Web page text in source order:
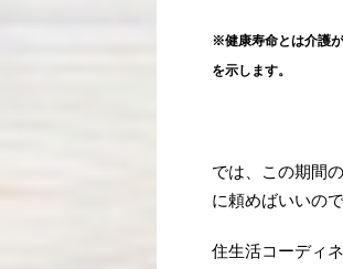
※健康寿命とは介護
を示します。
では、この期間
に頼めばいいの
住生活コーディネ